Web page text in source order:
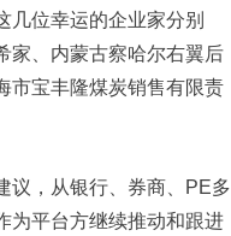
几位幸运的企业家分别
家、内蒙古察哈尔右翼后
市宝丰隆煤炭销售有限责
议，从银行、券商、PE多
为平台方继续推动和跟进